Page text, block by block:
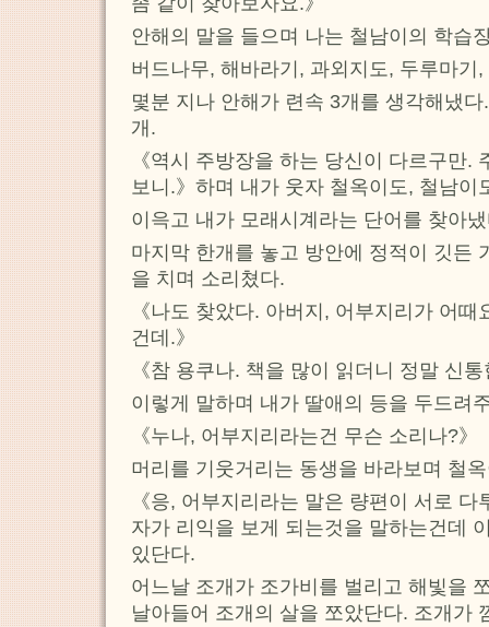
안해의 말을 들으며 나는 철남이의 학습
버드나무, 해바라기, 과외지도, 두루마기
몇분 지나 안해가 련속 3개를 생각해냈
개.
《역시 주방장을 하는 당신이 다르구만.
보니.》하며 내가 웃자 철옥이도, 철남이
이윽고 내가 모래시계라는 단어를 찾아
마지막 한개를 놓고 방안에 정적이 깃든
을 치며 소리쳤다.
《나도 찾았다. 아버지, 어부지리가 어
건데.》
《참 용쿠나. 책을 많이 읽더니 정말 신
이렇게 말하며 내가 딸애의 등을 두드려
《누나, 어부지리라는건 무슨 소리나?》
머리를 기웃거리는 동생을 바라보며 철
《응, 어부지리라는 말은 량편이 서로
자가 리익을 보게 되는것을 말하는건데
있단다.
어느날 조개가 조가비를 벌리고 해빛을
날아들어 조개의 살을 쪼았단다. 조개가